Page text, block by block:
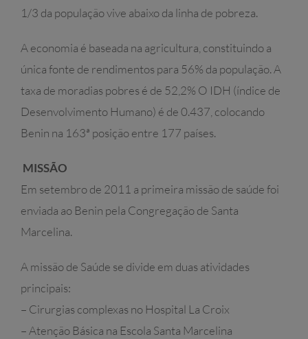
1/3 da população vive abaixo da linha de pobreza.
A economia é baseada na agricultura, constituindo a
única fonte de rendimentos para 56% da população. A
taxa de moradias pobres é de 52,2% O IDH (índice de
Desenvolvimento Humano) é de 0.437, colocando
Benin na 163ª posição entre 177 países.
MISSÃO
Em setembro de 2011 a primeira missão de saúde foi
enviada ao Benin pela Congregação de Santa
Marcelina.
A missão de Saúde se divide em duas atividades
principais:
– Cirurgias complexas no Hospital La Croix
– Atenção Básica na Escola Santa Marcelina